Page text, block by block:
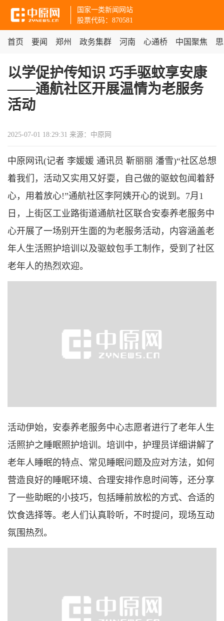
国家一类新闻网站
股票代码：870581
首页 要闻 郑州 政务集群 河南 心通桥 中国聚焦
以学促护传知识 巧手驱蚊享安康
——通航社区开展温情为老服务
活动
2025-07-01 18:29:31 来源：中原网
中原网讯(记者 李媛媛 通讯员 靳丽丽 潘雪)“社区总想
着我们，活动又实用又好耍，自己做的驱蚊包闻着舒
心，用着放心!”通航社区李阿姨开心的说到。7月1
日，上街区工业路街道通航社区联合安泰养老服务中
心开展了一场别开生面的为老服务活动，内容涵盖老
年人生活照护培训以及驱蚊包手工制作，受到了社区
老年人的热烈欢迎。
活动伊始，安泰养老服务中心志愿者进行了老年人生
活照护之睡眠照护培训。培训中，护理员详细讲解了
老年人睡眠的特点、常见睡眠问题及应对方法，如何
营造良好的睡眠环境、合理安排作息时间等，还分享
了一些助眠的小技巧，包括睡前放松的方式、合适的
饮食选择等。老人们认真聆听，不时提问，现场互动
氛围热烈。